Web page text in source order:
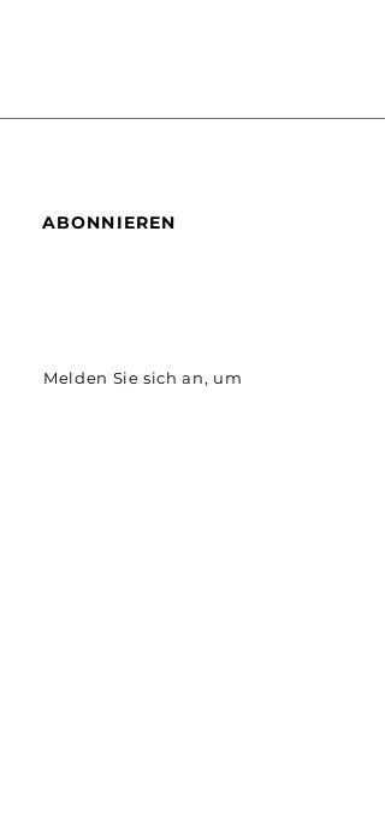
ABONNIEREN
Melden Sie sich an, um